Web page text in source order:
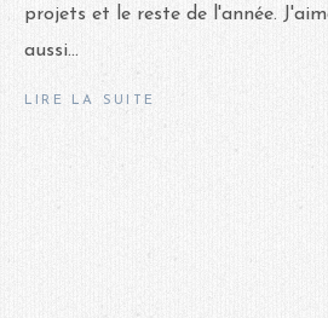
projets et le reste de l'année.
aussi...
LIRE LA SUITE